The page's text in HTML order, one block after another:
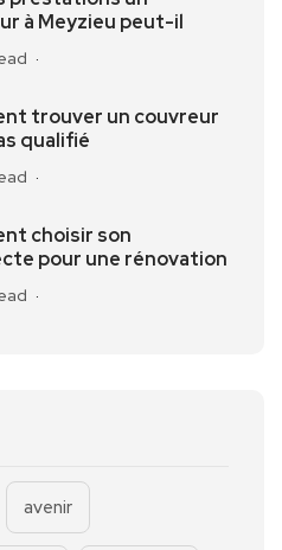
à Meyzieu peut-il
trouver un couvreur
qualifié
choisir son
pour une rénovation
avenir